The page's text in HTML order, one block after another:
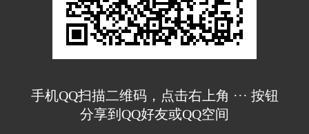
手机QQ扫描二维码，点击右上角 ··· 按钮
分享到QQ好友或QQ空间